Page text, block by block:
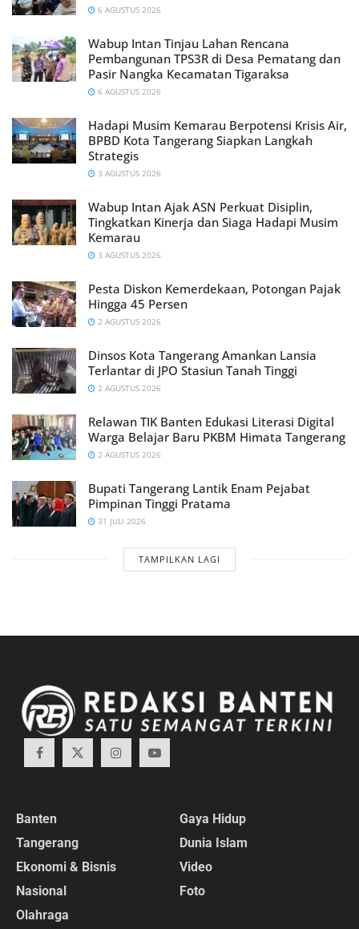
6 AGUSTUS 2026
Wabup Intan Tinjau Lahan Rencana
Pembangunan TPS3R di Desa Pematang dan
Pasir Nangka Kecamatan Tigaraksa
6 AGUSTUS 2026
Hadapi Musim Kemarau Berpotensi Krisis Air,
BPBD Kota Tangerang Siapkan Langkah
Strategis
3 AGUSTUS 2026
Wabup Intan Ajak ASN Perkuat Disiplin,
Tingkatkan Kinerja dan Siaga Hadapi Musim
Kemarau
3 AGUSTUS 2026
Pesta Diskon Kemerdekaan, Potongan Pajak
Hingga 45 Persen
2 AGUSTUS 2026
Dinsos Kota Tangerang Amankan Lansia
Terlantar di JPO Stasiun Tanah Tinggi
2 AGUSTUS 2026
Relawan TIK Banten Edukasi Literasi Digital
Warga Belajar Baru PKBM Himata Tangerang
2 AGUSTUS 2026
Bupati Tangerang Lantik Enam Pejabat
Pimpinan Tinggi Pratama
31 JULI 2026
TAMPILKAN LAGI
Banten
Tangerang
Ekonomi & Bisnis
Nasional
Olahraga
Gaya Hidup
Dunia Islam
Video
Foto